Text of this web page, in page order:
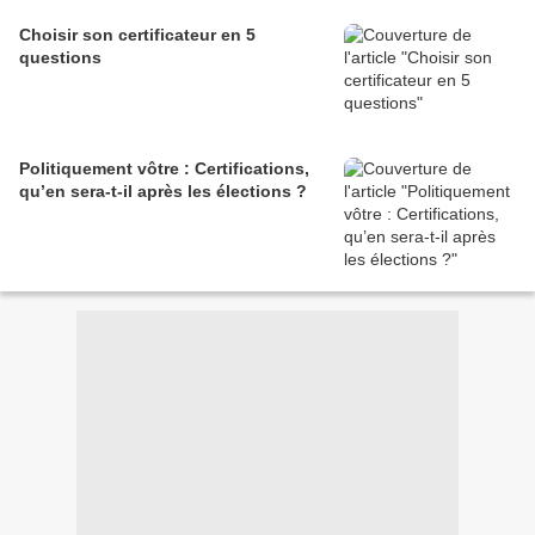
Choisir son certificateur en 5
questions
Politiquement vôtre : Certifications,
qu’en sera-t-il après les élections ?